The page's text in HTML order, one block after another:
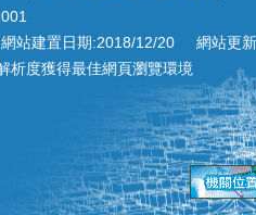
站建置日期:2018/12/20 網站更
螢幕解析度獲